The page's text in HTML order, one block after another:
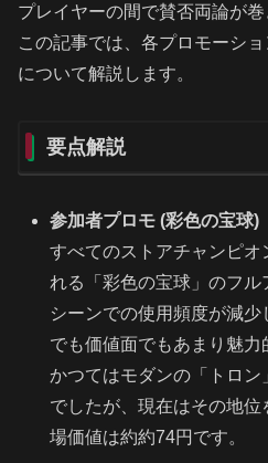
プレイヤーの間で賛否両論が巻
この記事では、各プロモーシ
について解説します。
要点解説
参加者プロモ (彩色の宝球)
すべてのストアチャンピオ
れる「彩色の宝球」のフ
シーンでの使用頻度が減
でも価値面でもあまり魅力
かつてはモダンの「トロン
でしたが、現在はその地
場価値は約約74円です。